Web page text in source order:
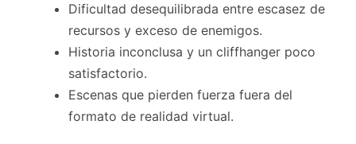
Dificultad desequilibrada entre escasez de
recursos y exceso de enemigos.
Historia inconclusa y un cliffhanger poco
satisfactorio.
Escenas que pierden fuerza fuera del
formato de realidad virtual.